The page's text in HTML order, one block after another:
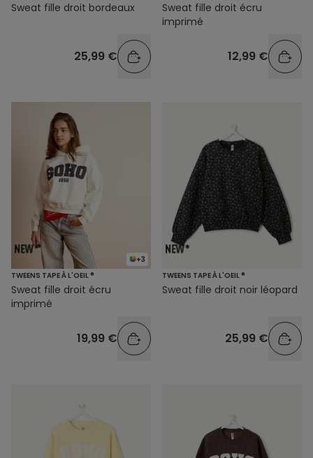
Sweat fille droit bordeaux
25,99 €
Sweat fille droit écru
imprimé
12,99 €
+3
TWEENS TAPE À L'OEIL ®
Sweat fille droit écru
imprimé
19,99 €
TWEENS TAPE À L'OEIL ®
Sweat fille droit noir léopard
25,99 €